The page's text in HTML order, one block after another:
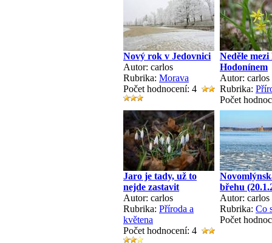
Nový rok v Jedovnici
Autor: carlos
Rubrika: Morava
Počet hodnocení: 4
Neděle
Hodonínem
Autor: carlos
Rubrika:
Počet
Jaro je tady, už to
nejde zastavit
Autor: carlos
Rubrika: Příroda a
květena
Počet hodnocení: 4
břehu
Autor: carlos
Rubrika: Co
Počet